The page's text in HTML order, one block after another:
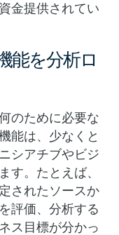
金提供されてい
能を分析ロ
のために必要な
能は、少なくと
シアチブやビジ
す。たとえば、
されたソースか
評価、分析する
ス目標が分かっ